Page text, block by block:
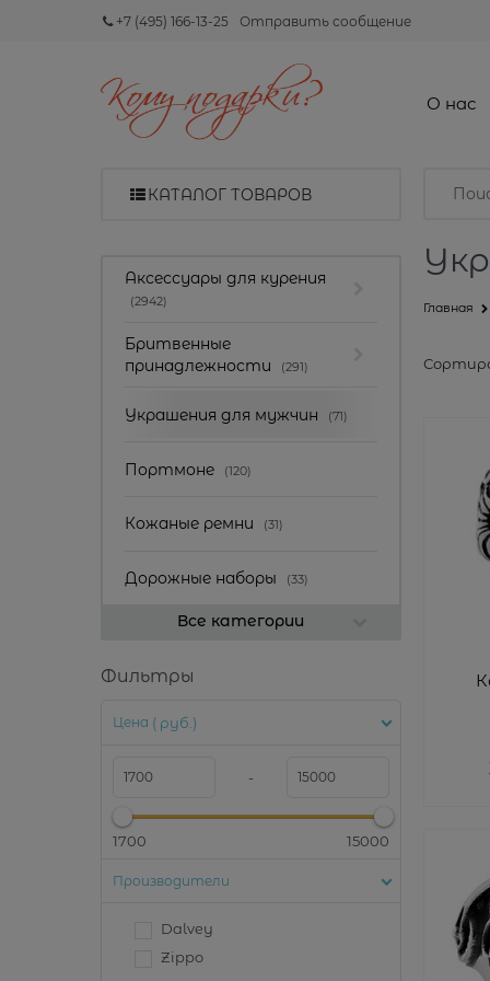
+7 (495) 166-13-25 Отправить сообщение
О нас
КАТАЛОГ ТОВАРОВ
Аксессуары для курения
(2942)
Бритвенные
принадлежности
(291)
Украшения для мужчин (71)
Портмоне (120)
Кожаные ремни (31)
Дорожные наборы (33)
Все категории
Фильтры
Цена ( руб.)
-
1700 15000
Производители
Dalvey
Zippo
Главная